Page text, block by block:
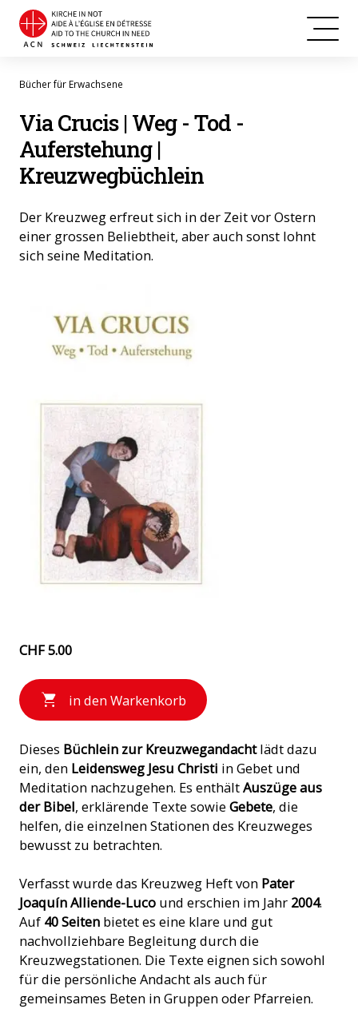
Bücher für Erwachsene
Via Crucis | Weg - Tod -
Auferstehung |
Kreuzwegbüchlein
Der Kreuzweg erfreut sich in der Zeit vor Ostern
einer grossen Beliebtheit, aber auch sonst lohnt
sich seine Meditation.
CHF 5.00
in den Warkenkorb
Dieses Büchlein zur Kreuzwegandachtlädt dazu
ein, den Leidensweg Jesu Christi in Gebet und
Meditation nachzugehen. Es enthältAuszüge aus
der Bibel, erklärende Texte sowie Gebete, die
helfen, die einzelnen Stationen des Kreuzweges
bewusst zu betrachten.
Verfasst wurde das Kreuzweg Heft von Pater
Joaquín Alliende-Luco und erschien im Jahr 2004.
Auf 40 Seiten bietet es eine klare und gut
nachvollziehbare Begleitung durch die
Kreuzwegstationen. Die Texte eignen sich sowohl
für die persönliche Andacht als auch für
gemeinsames Beten in Gruppen oder Pfarreien.